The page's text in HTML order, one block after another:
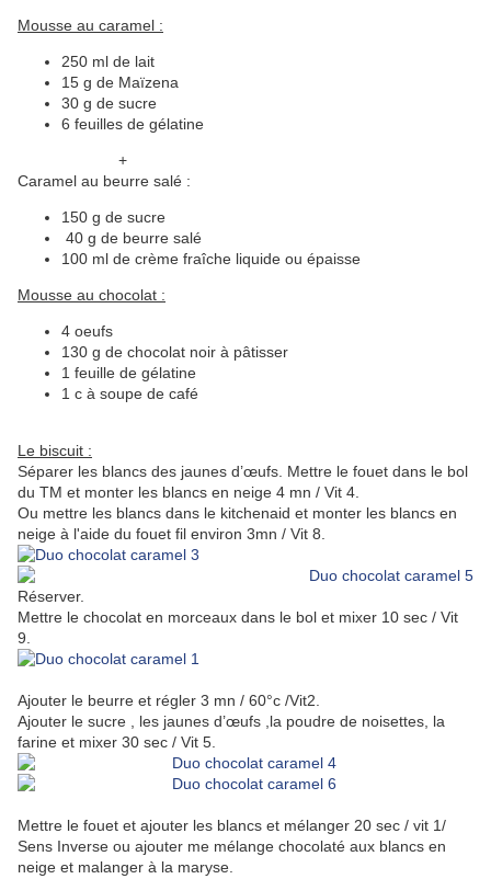
Mousse au caramel :
250 ml de lait
15 g de Maïzena
30 g de sucre
6 feuilles de gélatine
+
Caramel au beurre salé :
150 g de sucre
40 g de beurre salé
100 ml de crème fraîche liquide ou épaisse
Mousse au chocolat :
4 oeufs
130 g de chocolat noir à pâtisser
1 feuille de gélatine
1 c à soupe de café
Le biscuit :
Séparer les blancs des jaunes d’œufs. Mettre le fouet dans le bol
du TM et monter les blancs en neige 4 mn / Vit 4.
Ou mettre les blancs dans le kitchenaid et monter les blancs en
neige à l'aide du fouet fil environ 3mn / Vit 8.
Réserver.
Mettre le chocolat en morceaux dans le bol et mixer 10 sec / Vit
9.
Ajouter le beurre et régler 3 mn / 60°c /Vit2.
Ajouter le sucre , les jaunes d’œufs ,la poudre de noisettes, la
farine et mixer 30 sec / Vit 5.
Mettre le fouet et ajouter les blancs et mélanger 20 sec / vit 1/
Sens Inverse ou ajouter me mélange chocolaté aux blancs en
neige et malanger à la maryse.